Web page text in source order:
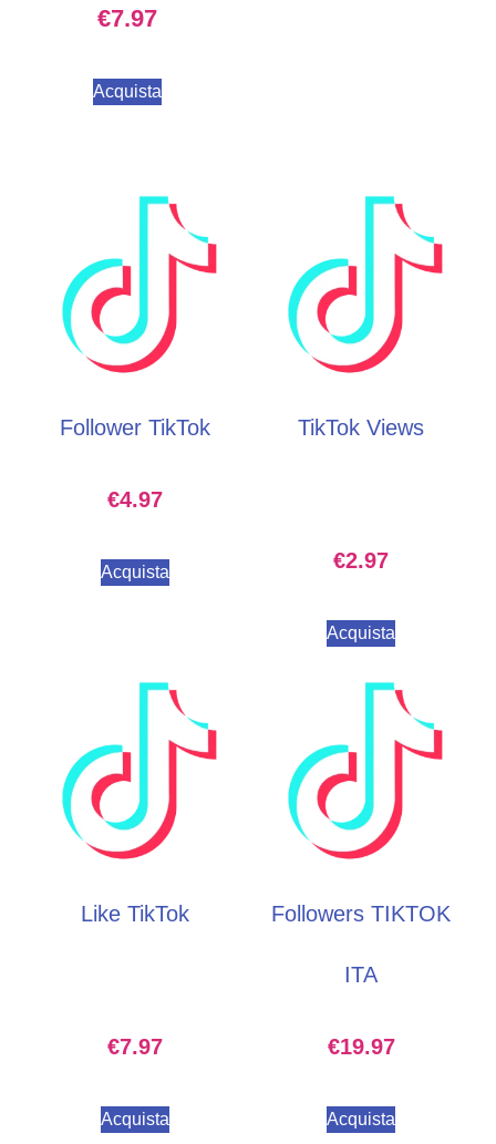
€7.97
Acquista
Follower TikTok
€4.97
Acquista
TikTok Views
€2.97
Acquista
Like TikTok
€7.97
Acquista
Followers TIKTOK
ITA
€19.97
Acquista